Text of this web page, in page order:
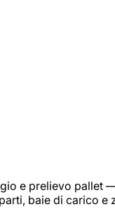
e prelievo
baie di carico